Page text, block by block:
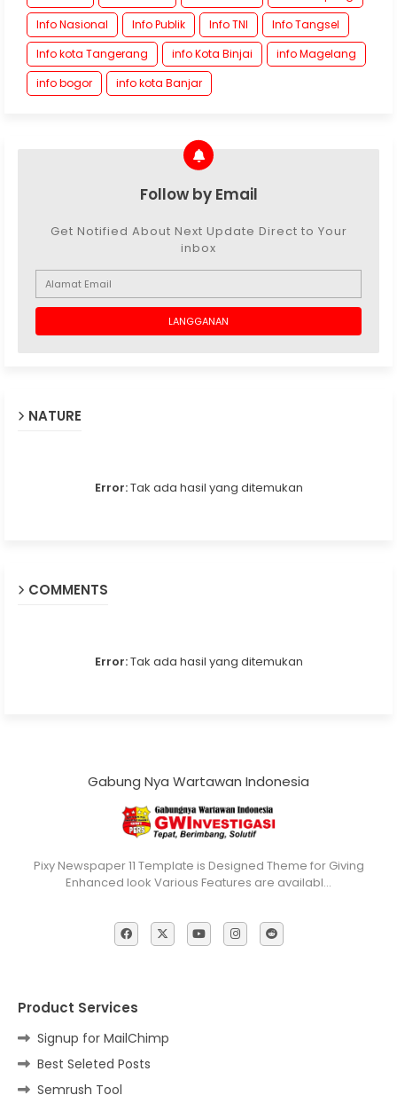
Info Nasional
Info Publik Info TNI
Info Tangsel
Info kota Tangerang
info Kota Binjai
info Magelang
info bogor
info kota Banjar
Follow by Email
Get Notified About Next Update Direct to Your
inbox
NATURE
Error:Tak ada hasil yang ditemukan
COMMENTS
Error:Tak ada hasil yang ditemukan
Gabung Nya Wartawan Indonesia
Pixy Newspaper 11 Template is Designed Theme for Giving
Enhanced look Various Features are availabl…
Product Services
Signup for MailChimp
Best Seleted Posts
Semrush Tool